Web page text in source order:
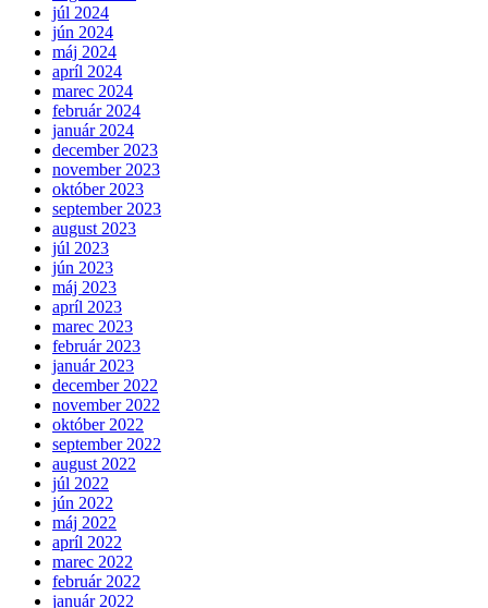
júl 2024
jún 2024
máj 2024
apríl 2024
marec 2024
február 2024
január 2024
december 2023
november 2023
október 2023
september 2023
august 2023
júl 2023
jún 2023
máj 2023
apríl 2023
marec 2023
február 2023
január 2023
december 2022
november 2022
október 2022
september 2022
august 2022
júl 2022
jún 2022
máj 2022
apríl 2022
marec 2022
február 2022
január 2022